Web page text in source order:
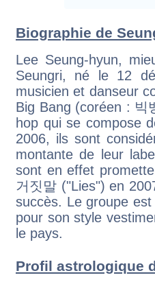
Biographie de
Lee Seung-hyun,
Seungri, né le 12
musicien et danseur
Big Bang (coréen : 빅
hop qui se compose
2006, ils sont
montante de leur
sont en effet
거짓말 ("Lies") en
succès. Le groupe
pour son style
le pays.
Profil astrologique